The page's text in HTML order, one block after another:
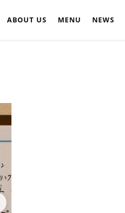
ABOUT US MENU NEWS